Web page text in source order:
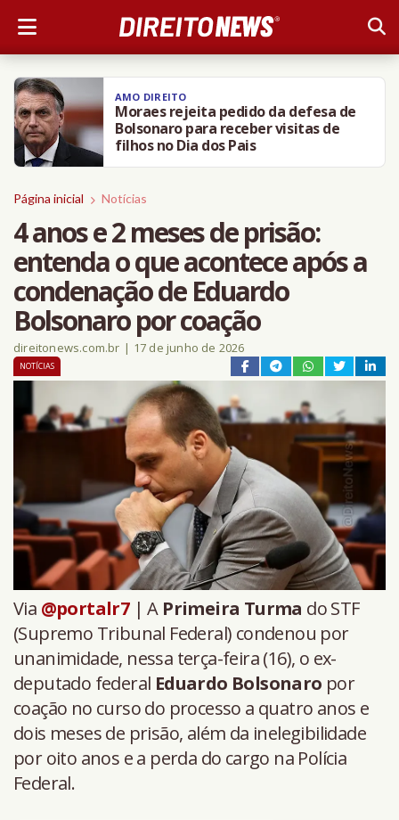
AMO DIREITO
Moraes rejeita pedido da defesa de
Bolsonaro para receber visitas de
filhos no Dia dos Pais
Página inicial Notícias
4 anos e 2 meses de prisão:
entenda o que acontece após a
condenação de Eduardo
Bolsonaro por coação
direitonews.com.br | 17 de junho de 2026
NOTÍCIAS
Via @portalr7| A Primeira Turma do STF
(Supremo Tribunal Federal) condenou por
unanimidade, nessa terça-feira (16), o ex-
deputado federal Eduardo Bolsonaro por
coação no curso do processo a quatro anos e
dois meses de prisão, além da inelegibilidade
por oito anos e a perda do cargo na Polícia
Federal.